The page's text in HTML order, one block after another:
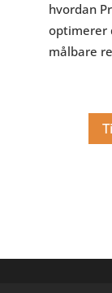
hvordan
optimerer
målbare